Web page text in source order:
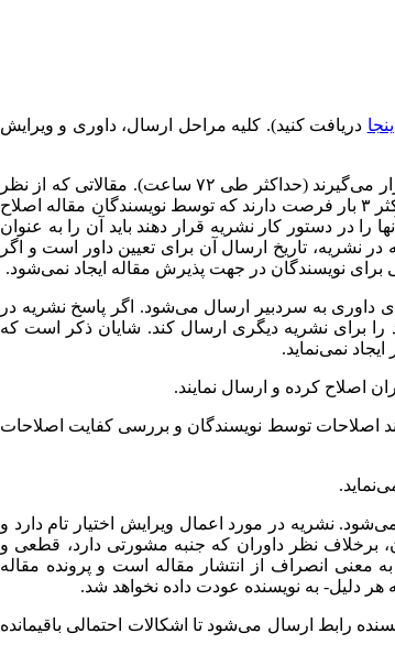
اینجا دریافت کنید). کلیه مراحل ارسال، داوری و ویرایش
- مقالات رسیده برای صحت انطباق موضوعی با نشریه و برخورداری از حداقل کیفی و همچنین رعایت ساختار نگارشی مورد نظر نشریه مورد بررسی قرار می‌گیرند (حداکثر طی ۷۲ ساعت). مقالاتی که از نظر
موضوعی یا حداقل کیفیت مورد پذیرش نشریه نباشند در همین مرحله رد می‌شوند ولی مقالاتی که از نظر ساختاری با فرمت نشریه منطبق نباشند تا حداکثر ۳ بار فرصت دارند که توسط نویسندگان مقاله اصلاح
آنها را در دستور کار نشریه قرار دهند باید آن را به عنوان
نشریه، تاریخ ارسال آن برای تعیین داور است و اگر
برای نویسندگان در جهت پذیرش مقاله ایجاد نمی‌شود.
برای جمع‌بندی داوری به سردبیر ارسال می‌شود. اگر پاسخ نشریه در
از ۳ ماه تجاوز کند، نویسندگان می‌توانند مقاله خود را برای نشریه دیگری ارسال کند. شایان ذکر است که
نمی‌نماید.
اصلاحات توسط نویسندگان و بررسی کفایت اصلاحات
نشریه در مورد اعمال ویرایش اختیار تام دارد و
برخلاف نظر داوران که جنبه مشورتی دارد، قطعی و
معنی انصراف از انتشار مقاله است و پرونده مقاله
دلیل- به نویسنده عودت داده نخواهد شد.
رابط ارسال می‌شود تا اشکالات احتمالی باقیمانده